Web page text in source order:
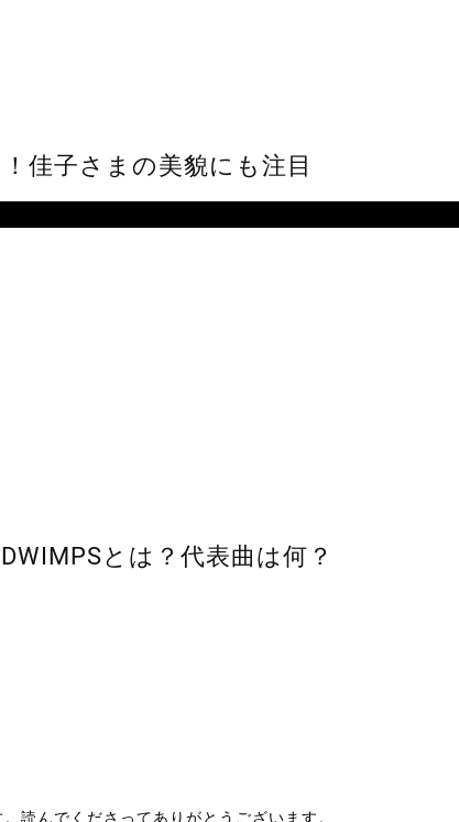
佳子さまの美貌にも注目
とは？代表曲は何？
読んでくださってありがとうございます。